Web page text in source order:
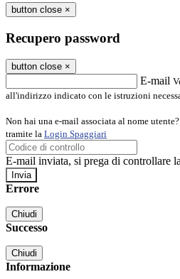
button close ×
Recupero password
button close ×
E-mail
all'indirizzo indicato con le istruzioni
Non hai una e-mail associata al nome
tramite la Login Spaggiari
E-mail inviata, si prega di controllare
Errore
Chiudi
Successo
Chiudi
Informazione